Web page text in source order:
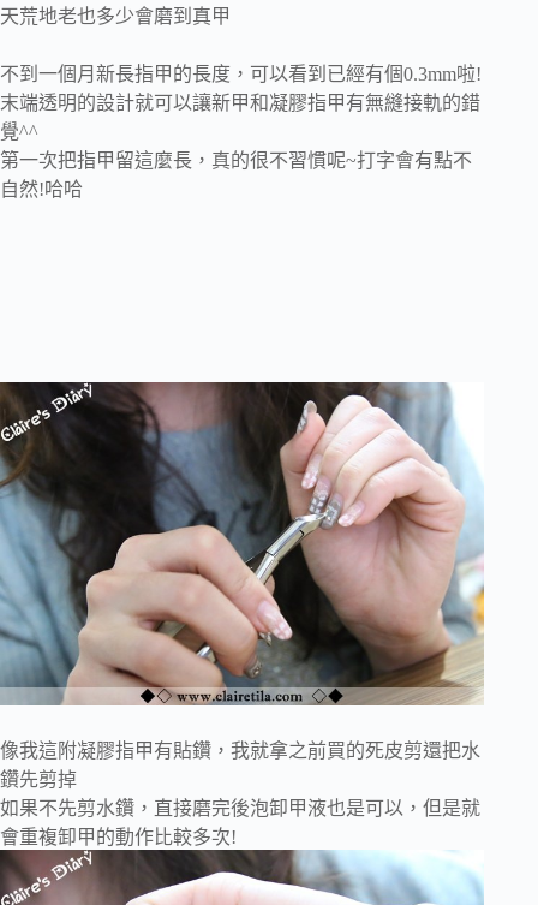
天荒地老也多少會磨到真甲
不到一個月新長指甲的長度，可以看到已經有個0.3mm啦!
末端透明的設計就可以讓新甲和凝膠指甲有無縫接軌的錯
覺^^
第一次把指甲留這麼長，真的很不習慣呢~打字會有點不
自然!哈哈
像我這附凝膠指甲有貼鑽，我就拿之前買的死皮剪還把水
鑽先剪掉
如果不先剪水鑽，直接磨完後泡卸甲液也是可以，但是就
會重複卸甲的動作比較多次!